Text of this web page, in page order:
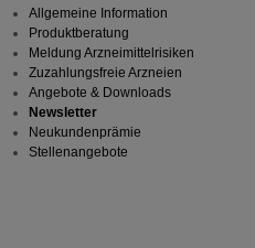
Allgemeine Information
Produktberatung
Meldung Arzneimittelrisiken
Zuzahlungsfreie Arzneien
Angebote & Downloads
Newsletter
Neukundenprämie
Stellenangebote